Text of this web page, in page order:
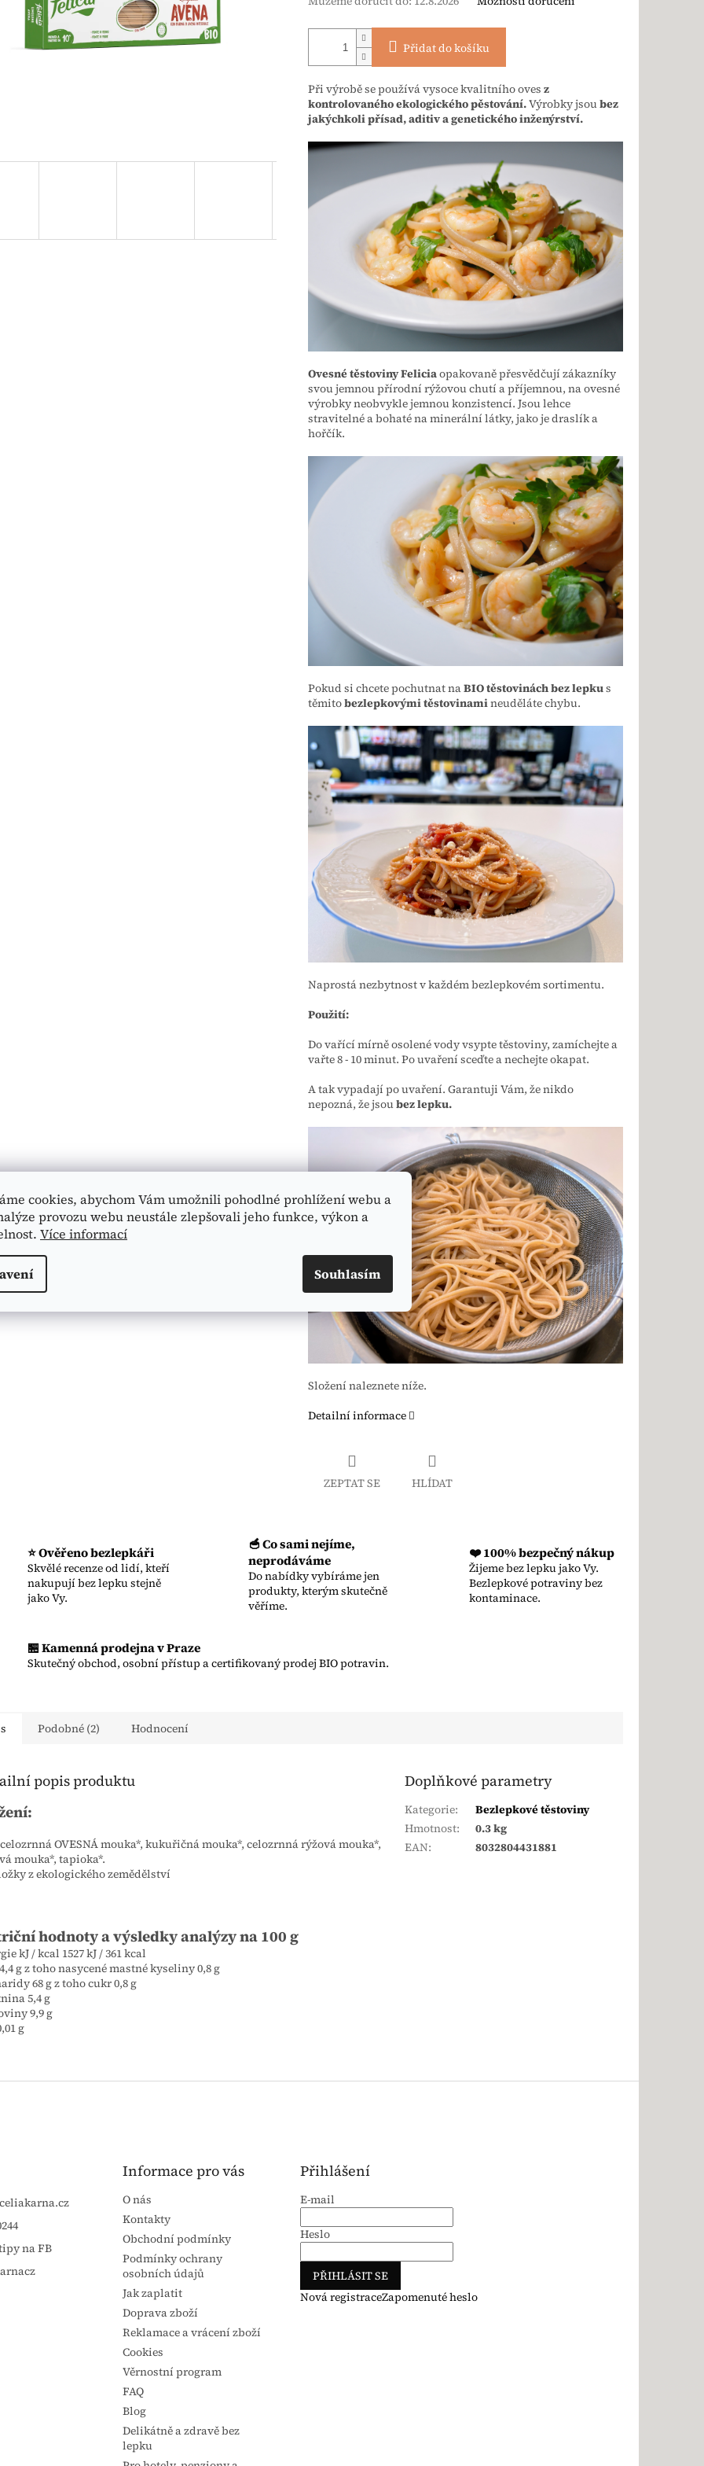
cookies, abychom Vám umožnili pohodlné prohlížení webu a
provozu webu neustále zlepšovali jeho funkce, výkon a
Více informací
Souhlasím
Přidat do košíku
Při výrobě se používá vysoce kvalitního oves z
kontrolovaného ekologického pěstování.Výrobky jsoubez
jakýchkoli přísad, aditiv a genetického inženýrství.
Ovesné těstoviny Feliciaopakovaně přesvědčují zákazníky
svou jemnou přírodní rýžovou chutí a příjemnou, na ovesné
výrobky neobvykle jemnou konzistencí. Jsou lehce
stravitelné a bohaté na minerální látky, jako je draslík a
hořčík.
Pokud si chcete pochutnat naBIO těstovinách bez lepkus
těmitobezlepkovými těstovinamineuděláte chybu.
Naprostá nezbytnost v každém bezlepkovém sortimentu.
Použití:
Do vařící mírně osolené vody vsypte těstoviny, zamíchejte a
vařte 8 - 10 minut. Po uvaření sceďte a nechejte okapat.
A tak vypadají po uvaření. Garantuji Vám, že nikdo
nepozná, že jsoubez lepku.
Složení naleznete níže.
Detailní informace
ZEPTAT SE HLÍDAT
⭐ Ověřeno bezlepkáři
Skvělé recenze od lidí, kteří
nakupují bez lepku stejně
jako Vy.
🥣 Co sami nejíme,
neprodáváme
Do nabídky vybíráme jen
produkty, kterým skutečně
věříme.
❤️ 100% bezpečný nákup
Žijeme bez lepku jako Vy.
Bezlepkové potraviny bez
kontaminace.
🏪 Kamenná prodejna v Praze
Skutečný obchod, osobní přístup a certifikovaný prodej BIO potravin.
Podobné (2) Hodnocení
popis produktu
OVESNÁ mouka*, kukuřičná mouka*, celozrnná rýžová mouka*,
mouka*, tapioka*.
z ekologického zemědělství
hodnoty a výsledky analýzy na 100 g
kJ / kcal 1527 kJ / 361 kcal
g z toho nasycené mastné kyseliny 0,8 g
68 g z toho cukr 0,8 g
5,4 g
9,9 g
g
Doplňkové parametry
Kategorie:
Bezlepkové těstoviny
Hmotnost:
0.3 kg
EAN: 8032804431881
celiakarna.cz
na FB
Informace pro vás
O nás
Kontakty
Obchodní podmínky
Podmínky ochrany
osobních údajů
Jak zaplatit
Doprava zboží
Reklamace a vrácení zboží
Cookies
Věrnostní program
FAQ
Blog
Delikátně a zdravě bez
lepku
Přihlášení
E-mail
Heslo
PŘIHLÁSIT SE
Nová registraceZapomenuté heslo